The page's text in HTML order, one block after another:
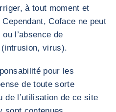
à tout moment et
Coface ne peut
l’absence de
virus).
pour les
de toute sorte
de l’utilisation de ce site